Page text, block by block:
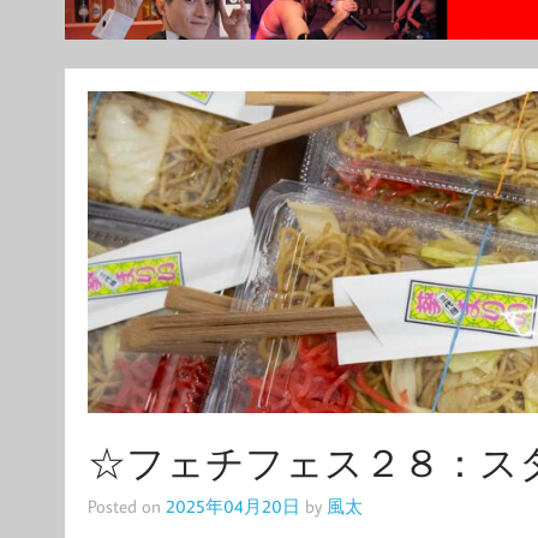
☆フェチフェス２８：
Posted on 2025年04月20日 by 風太